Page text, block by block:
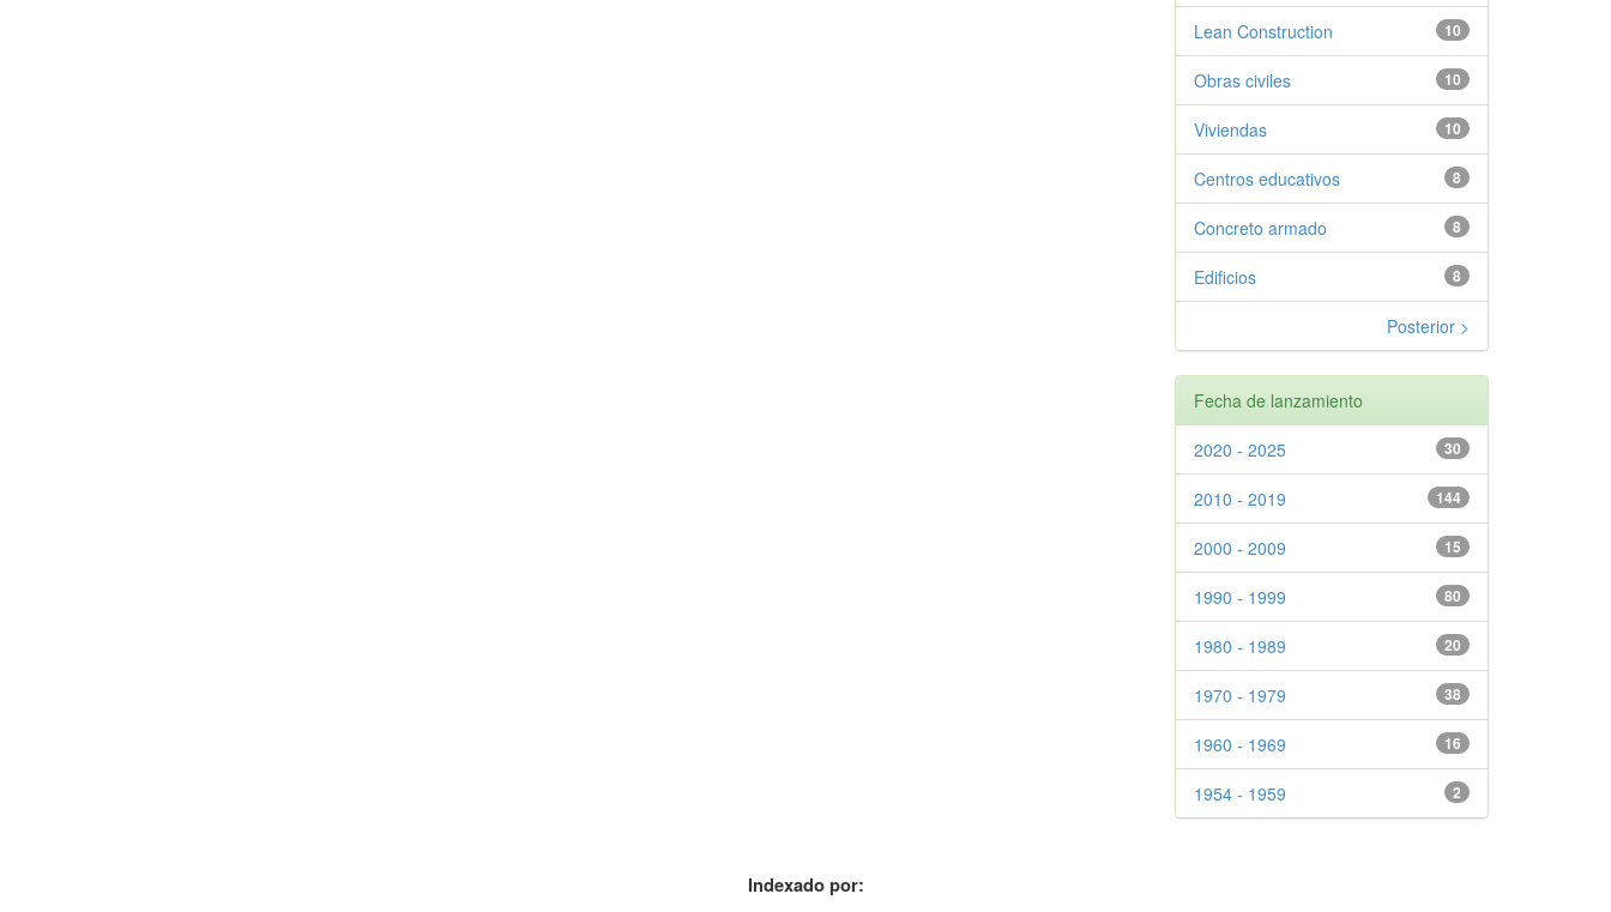
10
Lean Construction
10
Obras civiles
10
Viviendas
8
Centros educativos
8
Concreto armado
8
Edificios
Posterior >
Fecha de lanzamiento
30
2020 - 2025
144
2010 - 2019
15
2000 - 2009
80
1990 - 1999
20
1980 - 1989
38
1970 - 1979
16
1960 - 1969
2
1954 - 1959
Indexado por: